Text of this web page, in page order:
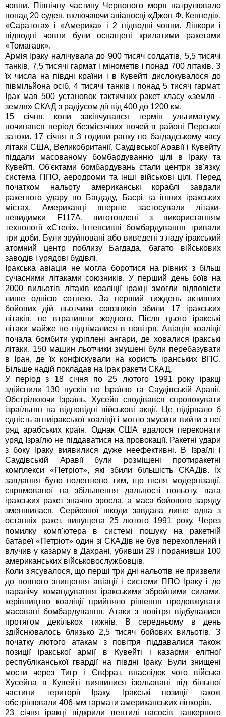
човни. Північну частину Червоного моря патрулювало
понад 20 суден, включаючи авіаносці «Джон Ф. Кеннеді»,
«Саратога» і «Америка» і 2 підводні човни. Лінкори і
підводні човни були оснащені крилатими ракетами
«Томагавк».
Армія Іраку налічувала до 900 тисяч солдатів, 5,5 тисячі
танків, 7,5 тисячі гармат і мінометів і понад 700 літаків. З
їх числа на півдні країни і в Кувейті дислокувалося до
півмільйона осіб, 4 тисячі танків і понад 5 тисяч гармат.
Ірак мав 500 установок тактичних ракет класу «земля -
земля» СКАД з радіусом дії від 400 до 1200 км.
15 січня, коли закінчувався термін ультиматуму,
починався період безмісячних ночей в районі Перської
затоки. 17 січня в 3 години ранку по багдадському часу
літаки США, Великобританії, Саудівської Аравії і Кувейту
піддали масованому бомбардуванню цілі в Іраку та
Кувейті. Об'єктами бомбардувань стали центри зв'язку,
система ППО, аеродроми та інші військові цілі. Перед
початком нальоту американські кораблі завдали
ракетного удару по Багдаду, Басрі та інших іракських
містах. Американці вперше застосували літаки-
невидимки F117A, виготовлені з використанням
технології «Стелі». Інтенсивні бомбардування тривали
три доби. Були зруйновані або виведені з ладу іракський
атомний центр поблизу Багдада, багато військових
заводів і урядові будівлі.
Іракська авіація не могла боротися на рівних з більш
сучасними літаками союзників. У перший день боїв на
2000 вильотів літаків коаліції іракці змогли відповісти
лише однією сотнею. За перший тиждень активних
бойових дій льотчики союзників збили 17 іракських
літаків, не втративши жодного. Після цього іракські
літаки майже не піднімалися в повітря. Авіація коаліції
почала бомбити укріплені ангари, де ховалися іракські
літаки. 150 машин льотчики змушені були перебазувати
в Іран, де їх конфіскували на користь іранських ВПС.
Більше надій покладав на Ірак ракети СКАД.
У період з 18 січня по 25 лютого 1991 року іракці
здійснили 130 пусків по Ізраїлю та Саудівській Аравії.
Обстрілюючи Ізраїль, Хусейн сподівався спровокувати
ізраїльтян на відповідні військові акції. Це підірвало б
єдність антиіракської коаліції і могло змусити вийти з неї
ряд арабських країн. Однак США вдалося переконати
уряд Ізраїлю не піддаватися на провокації. Ракетні удари
з боку Іраку виявилися дуже неефективні. В Ізраїлі і
Саудівській Аравії були розміщені протиракетні
комплекси «Петріот», які збили більшість СКАДів. Їх
завдання було полегшено тим, що після модернізації,
спрямованої на збільшення дальності польоту, вага
іракських ракет значно зросла, а маса бойового заряду
зменшилася. Серйозної шкоди завдала лише одна з
останніх ракет, випущена 25 лютого 1991 року. Через
помилку комп'ютера в системі пошуку на ракетній
батареї «Петріот» один зі СКАДів не був перехоплений і
влучив у казарму в Дахрані, убивши 29 і поранивши 100
американських військовослужбовців.
Коли з'ясувалося, що перші три дні нальотів не призвели
до повного знищення авіації і системи ППО Іраку і до
паралічу командування іракськими збройними силами,
керівництво коаліції прийняло рішення продовжувати
масовані бомбардування. Атаки з повітря відбувалися
протягом декількох тижнів. В середньому в день
здійснювалось близько 2,5 тисяч бойових вильотів. З
початку лютого атакам з повітря піддавалися також
позиції іракської армії в Кувейті і казарми елітної
республіканської гвардії на півдні Іраку. Були знищені
мости через Тигр і Євфрат, внаслідок чого війська
Хусейна в Кувейті виявилися ізольовані від більшої
частини території Іраку. Іракські позиції також
обстрілювали 406-мм гармати американських лінкорів.
23 січня іракці відкрили вентилі насосів танкерного